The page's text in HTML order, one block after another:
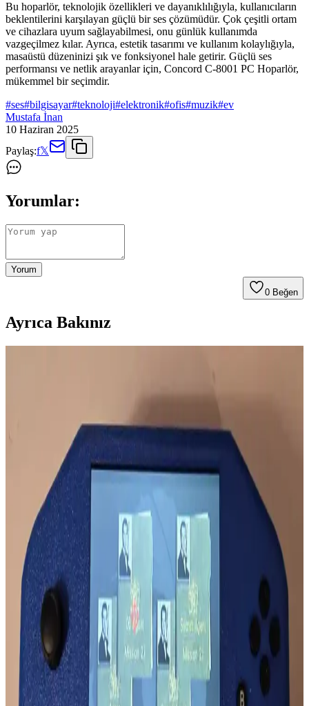
Bu hoparlör, teknolojik özellikleri ve dayanıklılığıyla, kullanıcıların
beklentilerini karşılayan güçlü bir ses çözümüdür. Çok çeşitli ortam
ve cihazlara uyum sağlayabilmesi, onu günlük kullanımda
vazgeçilmez kılar. Ayrıca, estetik tasarımı ve kullanım kolaylığıyla,
masaüstü düzeninizi şık ve fonksiyonel hale getirir. Güçlü ses
performansı ve netlik arayanlar için, Concord C-8001 PC Hoparlör,
mükemmel bir seçimdir.
#ses#bilgisayar#teknoloji#elektronik#ofis#muzik#ev
Mustafa İnan
10 Haziran 2025
Paylaş:f𝕏
Yorumlar:
Yorum
0 Beğen
Ayrıca Bakınız
seviyelerde kırpılması sonucu oluşan, kare dalgaya benzeyen ancak
yumuşak kenarlı bir sinyal formudur. Ses elektroniğinde harmonik
Klima Ünitesinden Gelen Metalik Seslerin Nedenleri
ve Normalliği Hakkında Detaylı İnceleme
Klima ünitelerinden gelen metalik sesler genellikle inverter
teknolojisi ve defrost döngüsünden kaynaklanır. Ancak sürekli ve
yüksek sesler mekanik arızaların işareti olabilir. Uzman kontrolü
önerilir.
3.5mm Kulaklık Jakında Radyo Parazitleri ve
Mikrofon Ses Bozulmaları
3.5mm kulaklık jakına bağlı mikrofonlarda duyulan garip sesler,
radyo frekanslarının elektromanyetik parazitlerinden kaynaklanır. Bu
parazitler, gerçek dinleme faaliyetleriyle karıştırılmamalıdır.
Mikado MD SBT25 ve Lecoo DS103 Ses Özellikleri
Karşılaştırması ve Kullanım Tavsiyeleri